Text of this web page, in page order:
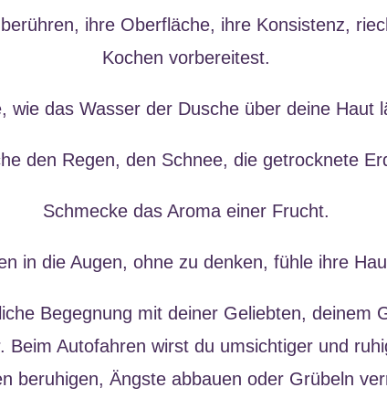
ihre Oberfläche, ihre Konsistenz,
Kochen vorbereitest.
wie das Wasser der Dusche über deine Haut
den Regen, den Schnee, die getrocknete
Schmecke das Aroma einer Frucht.
in die Augen, ohne zu denken, fühle ihre
Begegnung mit deiner Geliebten, deinem
Beim Autofahren wirst du umsichtiger und
beruhigen, Ängste abbauen oder Grübeln